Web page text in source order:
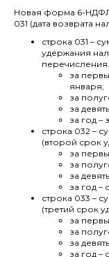
Новая форма 6-НДФЛ
031 (дата возврата
строка 031 –
удержания
за
января;
за
за
за год –
строка 032 –
(второй срок
за
за
за
за год –
строка 033 –
(третий срок
за
за
за
за год –